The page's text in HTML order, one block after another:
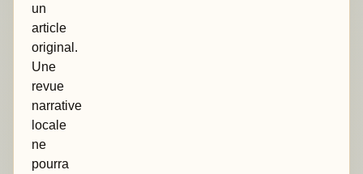
un
article
original.
Une
revue
narrative
locale
ne
pourra